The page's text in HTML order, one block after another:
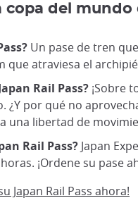
copa del
Un pase de tren
que atraviesa el
Rail Pass? ¡Sobre
¿Y por qué no
una libertad de
Rail Pass? Japan
¡Ordene su pase
Japan Rail Pass ahora!